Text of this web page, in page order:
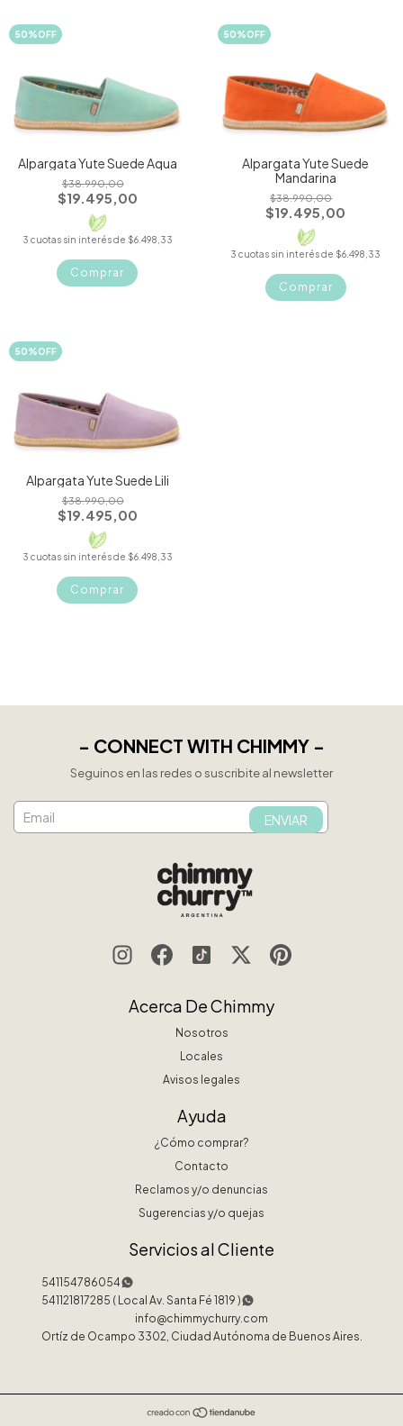
50%OFF
Alpargata Yute Suede Aqua
$38.990,00
$19.495,00
3 cuotas sin interés de $6.498,33
Comprar
50%OFF
Alpargata Yute Suede
Mandarina
$38.990,00
$19.495,00
3 cuotas sin interés de $6.498,33
Comprar
50%OFF
Alpargata Yute Suede Lili
$38.990,00
$19.495,00
3 cuotas sin interés de $6.498,33
Comprar
- CONNECT WITH CHIMMY -
Seguinos en las redes o suscribite al newsletter
Acerca De Chimmy
Nosotros
Locales
Avisos legales
Ayuda
¿Cómo comprar?
Contacto
Reclamos y/o denuncias
Sugerencias y/o quejas
Servicios al Cliente
541154786054
541121817285 ( Local Av. Santa Fé 1819 )
info@chimmychurry.com
Ortíz de Ocampo 3302, Ciudad Autónoma de Buenos Aires.